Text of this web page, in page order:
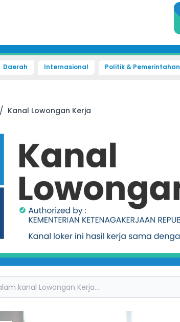
Daerah Internasional Politik & Pemerintahan
/ Kanal Lowongan Kerja